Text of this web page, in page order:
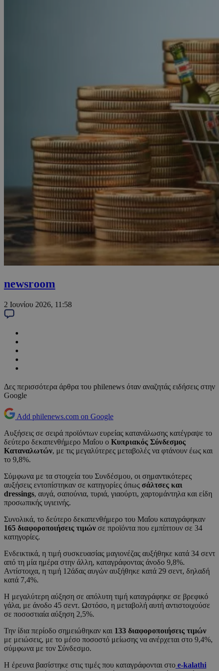
newsroom
2 Ιουνίου 2026, 11:58
Δες περισσότερα άρθρα του philenews όταν αναζητάς ειδήσεις στην
Google
Add philenews.com on Google
Αυξήσεις σε σειρά προϊόντων ευρείας κατανάλωσης κατέγραψε το
δεύτερο δεκαπενθήμερο Μαΐου ο Κυπριακός Σύνδεσμος
Καταναλωτών, με τις μεγαλύτερες μεταβολές να φτάνουν έως και
το 9,8%.
Σύμφωνα με τα στοιχεία του Συνδέσμου, οι σημαντικότερες
αυξήσεις εντοπίστηκαν σε κατηγορίες όπως σάλτσες και
dressings, αυγά, σαπούνια, τυριά, γιαούρτι, χαρτομάντηλα και είδη
προσωπικής υγιεινής.
Συνολικά, το δεύτερο δεκαπενθήμερο του Μαΐου καταγράφηκαν
165 διαφοροποιήσεις τιμών σε προϊόντα που εμπίπτουν σε 34
κατηγορίες.
Ενδεικτικά, η τιμή συσκευασίας μαγιονέζας αυξήθηκε κατά 34 σεντ
από τη μία ημέρα στην άλλη, καταγράφοντας άνοδο 9,8%.
Αντίστοιχα, η τιμή 12άδας αυγών αυξήθηκε κατά 29 σεντ, δηλαδή
κατά 7,4%.
Η μεγαλύτερη αύξηση σε απόλυτη τιμή καταγράφηκε σε βρεφικό
γάλα, με άνοδο 45 σεντ. Ωστόσο, η μεταβολή αυτή αντιστοιχούσε
σε ποσοστιαία αύξηση 2,5%.
Την ίδια περίοδο σημειώθηκαν και 133 διαφοροποιήσεις τιμών
με μειώσεις, με το μέσο ποσοστό μείωσης να ανέρχεται στο 9,4%,
σύμφωνα με τον Σύνδεσμο.
Η έρευνα βασίστηκε στις τιμές που καταγράφονται στο e-kalathi